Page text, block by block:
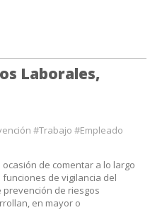
Laborales,
#Trabajo #Empleado
de comentar a lo largo
de vigilancia del
de riesgos
en mayor o